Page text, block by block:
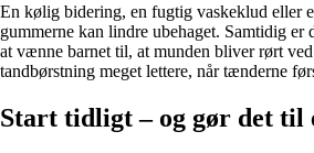
En kølig bidering, en fugtig vaskeklud eller
gummerne kan lindre ubehaget. Samtidig er
at vænne barnet til, at munden bliver rørt
tandbørstning meget lettere, når tænderne
Start tidligt – og gør det til